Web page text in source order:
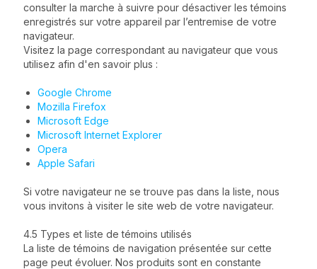
consulter la marche à suivre pour désactiver les témoins
enregistrés sur votre appareil par l’entremise de votre
navigateur.
Visitez la page correspondant au navigateur que vous
utilisez afin d'en savoir plus :
Google Chrome
Mozilla Firefox
Microsoft Edge
Microsoft Internet Explorer
Opera
Apple Safari
Si votre navigateur ne se trouve pas dans la liste, nous
vous invitons à visiter le site web de votre navigateur.
4.5 Types et liste de témoins utilisés
La liste de témoins de navigation présentée sur cette
page peut évoluer. Nos produits sont en constante